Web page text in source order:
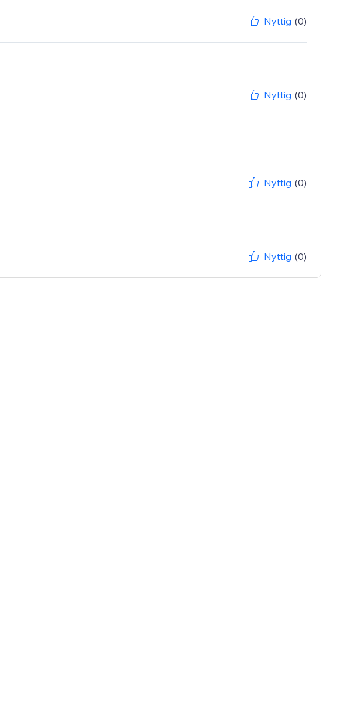
Nyttig (0)
Nyttig (0)
Nyttig (0)
Nyttig (0)